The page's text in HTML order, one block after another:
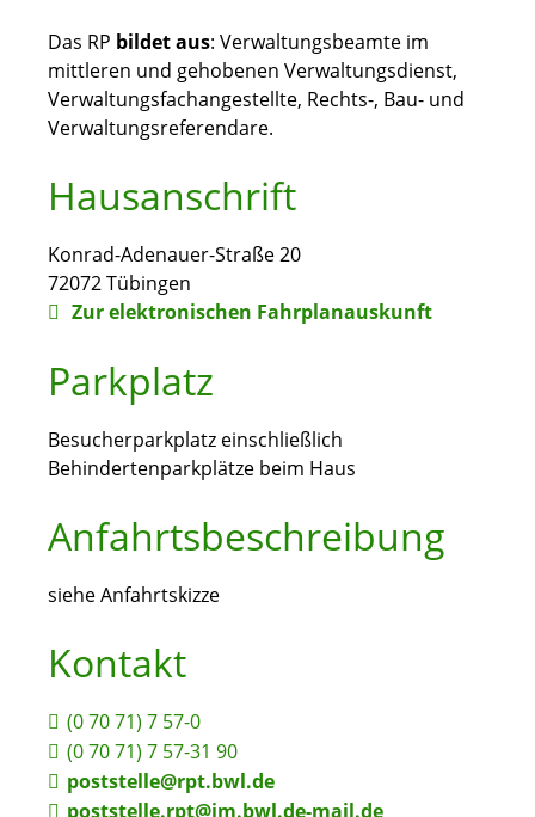
Das RP bildet aus: Verwaltungsbeamte im
mittleren und gehobenen Verwaltungsdienst,
Verwaltungsfachangestellte, Rechts-, Bau- und
Verwaltungsreferendare.
Hausanschrift
Konrad-Adenauer-Straße 20
72072Tübingen
Zur elektronischen Fahrplanauskunft
Parkplatz
Besucherparkplatz einschließlich
Behindertenparkplätze beim Haus
Anfahrtsbeschreibung
siehe Anfahrtskizze
Kontakt
(0 70 71) 7 57-0
(0 70 71) 7 57-31 90
poststelle@rpt.bwl.de
poststelle.rpt@im.bwl.de-mail.de